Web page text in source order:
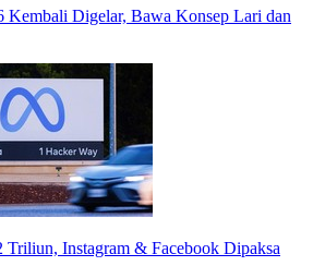
Kembali Digelar, Bawa Konsep Lari dan
Triliun, Instagram & Facebook Dipaksa